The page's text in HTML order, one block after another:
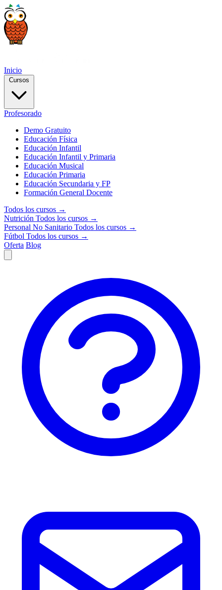
Inicio
Cursos
Profesorado
Demo Gratuito
Educación Física
Educación Infantil
Educación Infantil y Primaria
Educación Musical
Educación Primaria
Educación Secundaria y FP
Formación General Docente
Todos los cursos →
Nutrición Todos los cursos →
Personal No Sanitario Todos los cursos →
Fútbol Todos los cursos →
Oferta Blog